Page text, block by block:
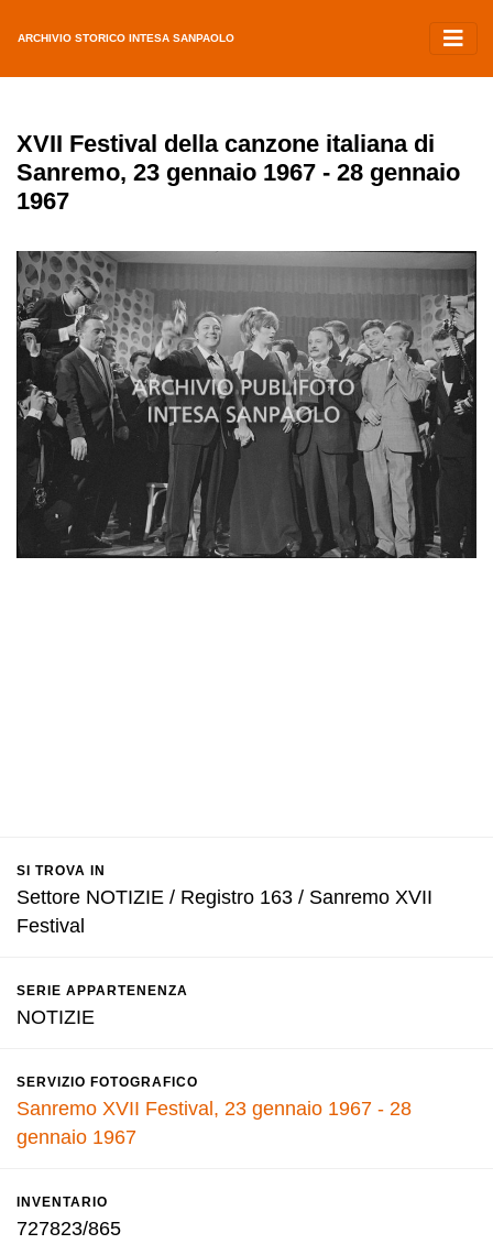
ARCHIVIO STORICO INTESA SANPAOLO
XVII Festival della canzone italiana di
Sanremo, 23 gennaio 1967 - 28 gennaio
1967
SI TROVA IN
Settore NOTIZIE / Registro 163 / Sanremo XVII
Festival
SERIE APPARTENENZA
NOTIZIE
SERVIZIO FOTOGRAFICO
Sanremo XVII Festival, 23 gennaio 1967 - 28
gennaio 1967
INVENTARIO
727823/865